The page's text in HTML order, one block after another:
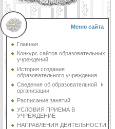
Меню сайта
Главная
Конкурс сайтов образовательных
учреждений
История создания
образовательного учреждения
Сведения об образовательной
организации
Расписание занятий
УСЛОВИЯ ПРИЕМА В
УЧРЕЖДЕНИЕ
НАПРАВЛЕНИЯ ДЕЯТЕЛЬНОСТИ